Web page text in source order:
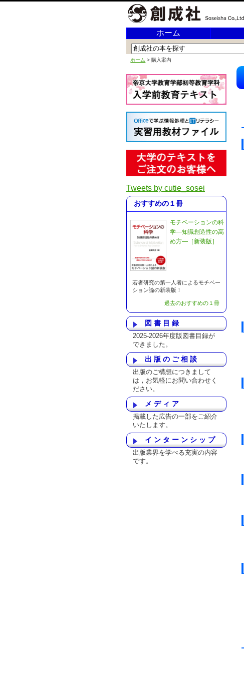
ホーム
ホーム > 購入案内
Tweets by cutie_sosei
おすすめの１冊
モチベーションの科
学―知識創造性の高
め方―［新装版］
若者研究の第一人者によるモチベー
ション論の新装版！
過去のおすすめの１冊
図書目録
2025-2026年度版図書目録が
できました。
出版のご相談
出版のご構想につきまして
は，お気軽にお問い合わせく
ださい。
メディア
掲載した広告の一部をご紹介
いたします。
インターンシップ
出版業界を学べる充実の内容
です。